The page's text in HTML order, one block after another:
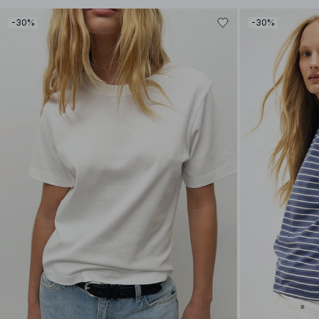
-30% -30%